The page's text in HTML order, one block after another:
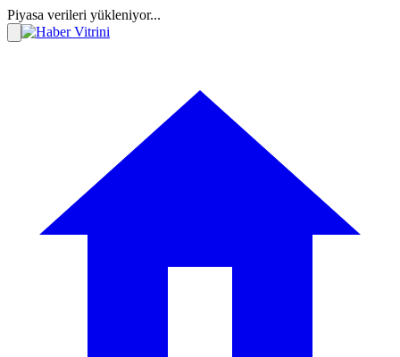
Piyasa verileri yükleniyor...